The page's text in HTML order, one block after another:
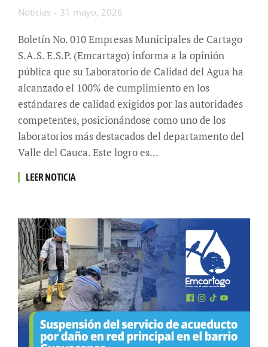
Noticias 31 mayo, 2026
Boletín No. 010 Empresas Municipales de Cartago
S.A.S. E.S.P. (Emcartago) informa a la opinión
pública que su Laboratorio de Calidad del Agua ha
alcanzado el 100% de cumplimiento en los
estándares de calidad exigidos por las autoridades
competentes, posicionándose como uno de los
laboratorios más destacados del departamento del
Valle del Cauca. Este logro es…
LEER NOTICIA